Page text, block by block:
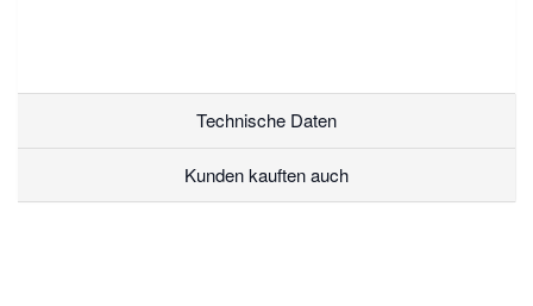
Technische Daten
Kunden kauften auch